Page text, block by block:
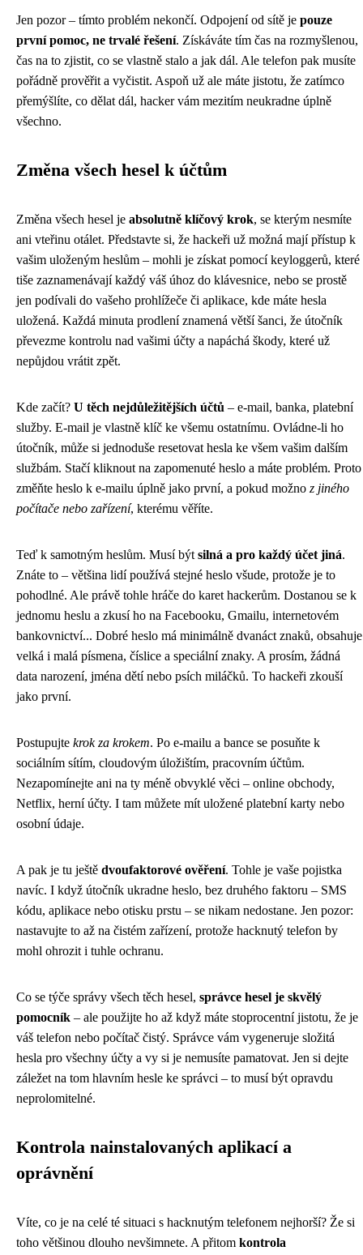
Jen pozor – tímto problém nekončí. Odpojení od sítě je pouze
první pomoc, ne trvalé řešení. Získáváte tím čas na rozmyšlenou,
čas na to zjistit, co se vlastně stalo a jak dál. Ale telefon pak musíte
pořádně prověřit a vyčistit. Aspoň už ale máte jistotu, že zatímco
přemýšlíte, co dělat dál, hacker vám mezitím neukradne úplně
všechno.
Změna všech hesel k účtům
Změna všech hesel je absolutně klíčový krok, se kterým nesmíte
ani vteřinu otálet. Představte si, že hackeři už možná mají přístup k
vašim uloženým heslům – mohli je získat pomocí keyloggerů, které
tiše zaznamenávají každý váš úhoz do klávesnice, nebo se prostě
jen podívali do vašeho prohlížeče či aplikace, kde máte hesla
uložená. Každá minuta prodlení znamená větší šanci, že útočník
převezme kontrolu nad vašimi účty a napáchá škody, které už
nepůjdou vrátit zpět.
Kde začít? U těch nejdůležitějších účtů – e-mail, banka, platební
služby. E-mail je vlastně klíč ke všemu ostatnímu. Ovládne-li ho
útočník, může si jednoduše resetovat hesla ke všem vašim dalším
službám. Stačí kliknout na zapomenuté heslo a máte problém. Proto
změňte heslo k e-mailu úplně jako první, a pokud možno z jiného
počítače nebo zařízení, kterému věříte.
Teď k samotným heslům. Musí být silná a pro každý účet jiná.
Znáte to – většina lidí používá stejné heslo všude, protože je to
pohodlné. Ale právě tohle hráče do karet hackerům. Dostanou se k
jednomu heslu a zkusí ho na Facebooku, Gmailu, internetovém
bankovnictví... Dobré heslo má minimálně dvanáct znaků, obsahuje
velká i malá písmena, číslice a speciální znaky. A prosím, žádná
data narození, jména dětí nebo psích miláčků. To hackeři zkouší
jako první.
Postupujte krok za krokem. Po e-mailu a bance se posuňte k
sociálním sítím, cloudovým úložištím, pracovním účtům.
Nezapomínejte ani na ty méně obvyklé věci – online obchody,
Netflix, herní účty. I tam můžete mít uložené platební karty nebo
osobní údaje.
A pak je tu ještě dvoufaktorové ověření. Tohle je vaše pojistka
navíc. I když útočník ukradne heslo, bez druhého faktoru – SMS
kódu, aplikace nebo otisku prstu – se nikam nedostane. Jen pozor:
nastavujte to až na čistém zařízení, protože hacknutý telefon by
mohl ohrozit i tuhle ochranu.
Co se týče správy všech těch hesel, správce hesel je skvělý
pomocník – ale použijte ho až když máte stoprocentní jistotu, že je
váš telefon nebo počítač čistý. Správce vám vygeneruje složitá
hesla pro všechny účty a vy si je nemusíte pamatovat. Jen si dejte
záležet na tom hlavním hesle ke správci – to musí být opravdu
neprolomitelné.
Kontrola nainstalovaných aplikací a
oprávnění
Víte, co je na celé té situaci s hacknutým telefonem nejhorší? Že si
toho většinou dlouho nevšimnete. A přitom kontrola